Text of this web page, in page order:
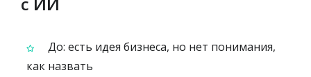
До: есть идея бизнеса, но нет понимания,
как назвать